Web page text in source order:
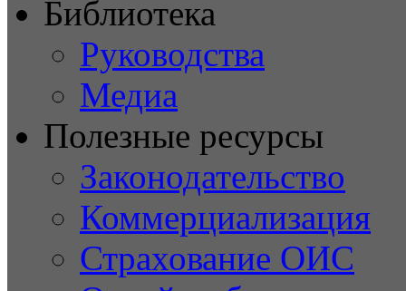
Библиотека
Руководства
Медиа
Полезные ресурсы
Законодательство
Коммерциализация
Страхование ОИС